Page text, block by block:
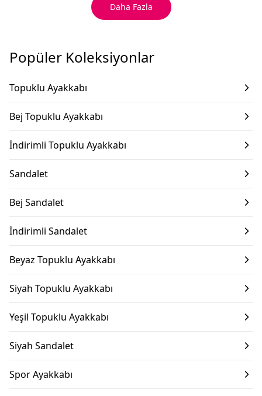
Daha Fazla
Popüler Koleksiyonlar
Topuklu Ayakkabı
Bej Topuklu Ayakkabı
İndirimli Topuklu Ayakkabı
Sandalet
Bej Sandalet
İndirimli Sandalet
Beyaz Topuklu Ayakkabı
Siyah Topuklu Ayakkabı
Yeşil Topuklu Ayakkabı
Siyah Sandalet
Spor Ayakkabı